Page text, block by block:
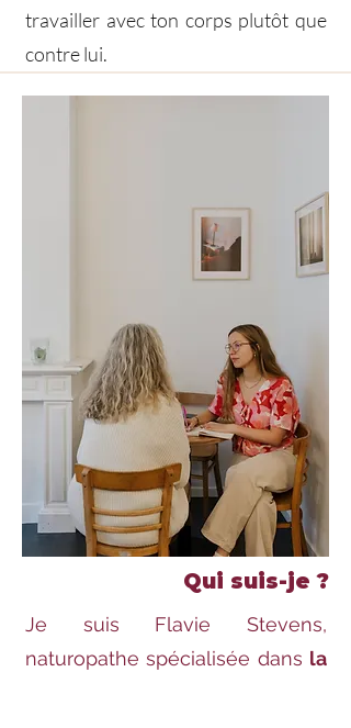
travailler avec ton corps plutôt que
contre lui.
Qui suis-je ?
Je suis Flavie Stevens,
naturopathe spécialisée dans la